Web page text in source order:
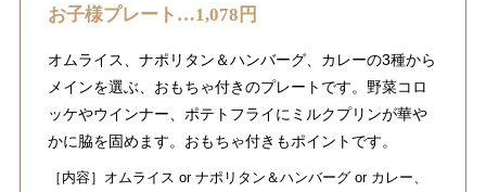
お子様プレート…1,078円
オムライス、ナポリタン＆ハンバーグ、カレーの3種から
メインを選ぶ、おもちゃ付きのプレートです。野菜コロ
ッケやウインナー、ポテトフライにミルクプリンが華や
かに脇を固めます。おもちゃ付きもポイントです。
［内容］オムライス or ナポリタン＆ハンバーグ or カレー、